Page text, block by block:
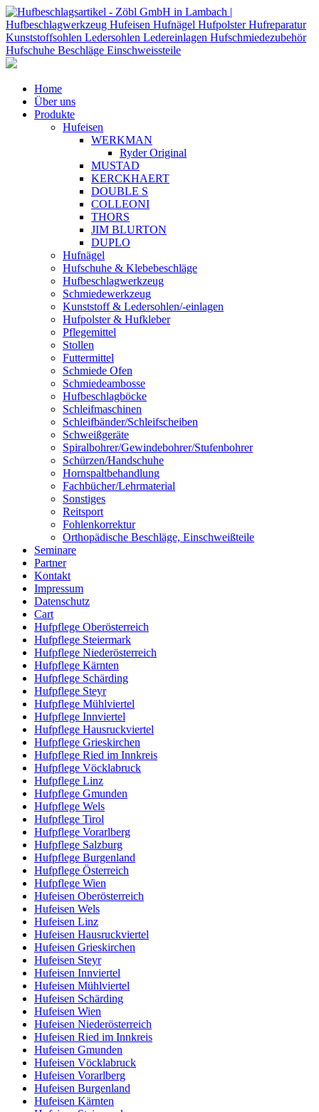
Home
Über uns
Produkte
Hufeisen
WERKMAN
Ryder Original
MUSTAD
KERCKHAERT
DOUBLE S
COLLEONI
THORS
JIM BLURTON
DUPLO
Hufnägel
Hufschuhe & Klebebeschläge
Hufbeschlagwerkzeug
Schmiedewerkzeug
Kunststoff & Ledersohlen/-einlagen
Hufpolster & Hufkleber
Pflegemittel
Stollen
Futtermittel
Schmiede Ofen
Schmiedeambosse
Hufbeschlagböcke
Schleifmaschinen
Schleifbänder/Schleifscheiben
Schweißgeräte
Spiralbohrer/Gewindebohrer/Stufenbohrer
Schürzen/Handschuhe
Hornspaltbehandlung
Fachbücher/Lehrmaterial
Sonstiges
Reitsport
Fohlenkorrektur
Orthopädische Beschläge, Einschweißteile
Seminare
Partner
Kontakt
Impressum
Datenschutz
Cart
Hufpflege Oberösterreich
Hufpflege Steiermark
Hufpflege Niederösterreich
Hufpflege Kärnten
Hufpflege Schärding
Hufpflege Steyr
Hufpflege Mühlviertel
Hufpflege Innviertel
Hufpflege Hausruckviertel
Hufpflege Grieskirchen
Hufpflege Ried im Innkreis
Hufpflege Vöcklabruck
Hufpflege Linz
Hufpflege Gmunden
Hufpflege Wels
Hufpflege Tirol
Hufpflege Vorarlberg
Hufpflege Salzburg
Hufpflege Burgenland
Hufpflege Österreich
Hufpflege Wien
Hufeisen Oberösterreich
Hufeisen Wels
Hufeisen Linz
Hufeisen Hausruckviertel
Hufeisen Grieskirchen
Hufeisen Steyr
Hufeisen Innviertel
Hufeisen Mühlviertel
Hufeisen Schärding
Hufeisen Wien
Hufeisen Niederösterreich
Hufeisen Ried im Innkreis
Hufeisen Gmunden
Hufeisen Vöcklabruck
Hufeisen Vorarlberg
Hufeisen Burgenland
Hufeisen Kärnten